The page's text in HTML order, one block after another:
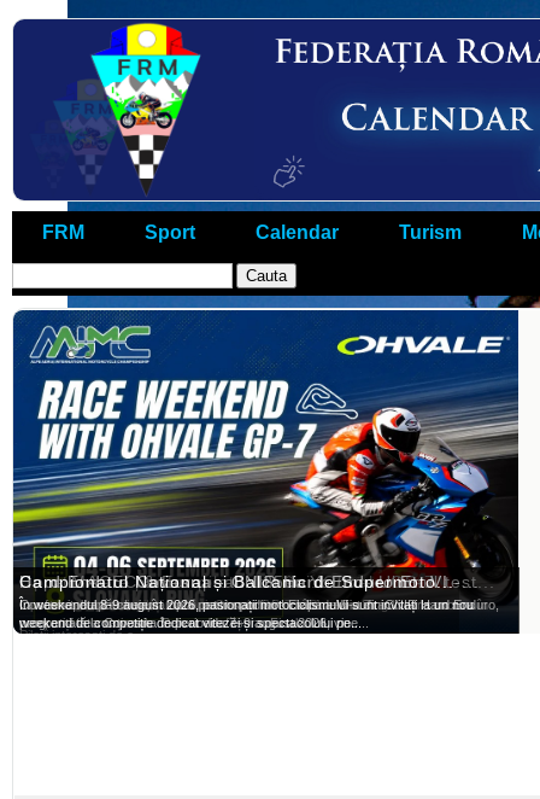
FRM Sport Calendar Turism
Oportunitate pentru pilotii români: Ohvale GP-7...
Oportunitate pentru piloții români: Ohvale GP-7 la Slovakia Ring
Piloții interesați de o...
Cupa MACEC & European 125cc Youth - Ultimul test...
La sfarsitul acestei saptamanii patru sportivi români de Dirt Track vor concura în
competiții internaționale. Se vor desfășura: Finala...
Hard Enduro Covasna - CNIR Hard Enduro Et. VI -...
Covasna, etapă-cheie în lupta pentru podium! Etapa a VI-a din CNIR Hard Enduro,
programată la Covasna în perioada 7–9 august 2026, vine...
Campionatul Național și Balcanic de Supermoto...
În weekendul 8-9 august 2026, pasionații motociclismului sunt invitați la un nou
weekend de competiție dedicat vitezei și spectacolului pe...